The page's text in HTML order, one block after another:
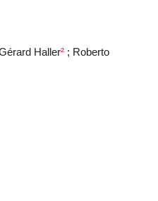
Haller² ; Roberto